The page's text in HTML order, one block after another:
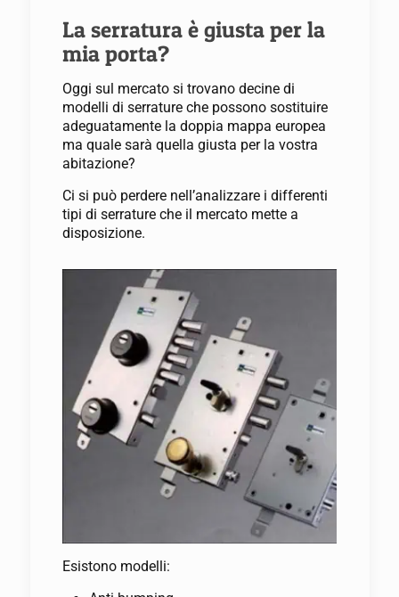
La serratura è giusta per la
mia porta?
Oggi sul mercato si trovano decine di
modelli di serrature che possono sostituire
adeguatamente la doppia mappa europea
ma quale sarà quella giusta per la vostra
abitazione?
Ci si può perdere nell’analizzare i differenti
tipi di serrature che il mercato mette a
disposizione.
Esistono modelli: